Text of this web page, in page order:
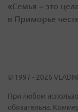
«Семья – это
в Приморье
© 1997 - 2026
При любом
обязательна.